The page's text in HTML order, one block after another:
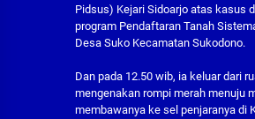
Pidsus) Kejari Sidoarjo atas kasus
program Pendaftaran Tanah
Desa Suko Kecamatan Sukodono.
Dan pada 12.50 wib, ia keluar dari
mengenakan rompi merah menuju
membawanya ke sel penjaranya di